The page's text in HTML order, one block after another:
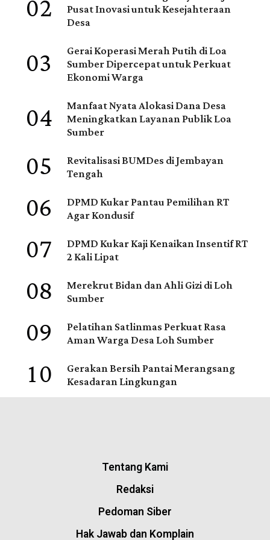
Pusat Inovasi untuk Kesejahteraan
Desa
03 Gerai Koperasi Merah Putih di Loa
Sumber Dipercepat untuk Perkuat
Ekonomi Warga
04 Manfaat Nyata Alokasi Dana Desa
Meningkatkan Layanan Publik Loa
Sumber
05 Revitalisasi BUMDes di Jembayan
Tengah
06 DPMD Kukar Pantau Pemilihan RT
Agar Kondusif
07 DPMD Kukar Kaji Kenaikan Insentif RT
2 Kali Lipat
08 Merekrut Bidan dan Ahli Gizi di Loh
Sumber
09 Pelatihan Satlinmas Perkuat Rasa
Aman Warga Desa Loh Sumber
10 Gerakan Bersih Pantai Merangsang
Kesadaran Lingkungan
Tentang Kami
Redaksi
Pedoman Siber
Hak Jawab dan Komplain